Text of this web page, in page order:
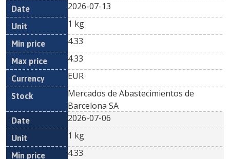
2026-07-13
1 kg
4.33
4.33
EUR
Mercados de Abastecimientos de
Barcelona SA
2026-07-06
1 kg
4.33